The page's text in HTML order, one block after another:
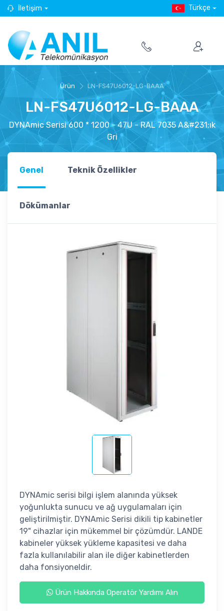
İletişim Türkçe
Ürün LN-FS47U6012-LG-BAAA
LN-FS47U6012-LG-BAAA
DYNAmic Serisi 600 * 1200 - 47U - RAL 7035 A&#231;ık
Gri
Genel Teknik Özellikler
Dökümanlar
DYNAmic serisi bilgi işlem alanında yüksek
yoğunlukta sunucu ve ağ uygulamaları için
geliştirilmiştir. DYNAmic Serisi dikili tip kabinetler
19" cihazlar için mükemmel bir çözümdür. LANDE
kabineler yüksek yükleme kapasitesi ve daha
fazla kullanılabilir alan ile diğer kabinetlerden
daha fonsiyoneldir.
Ürün Hakkında Operatör Yardımı Alın